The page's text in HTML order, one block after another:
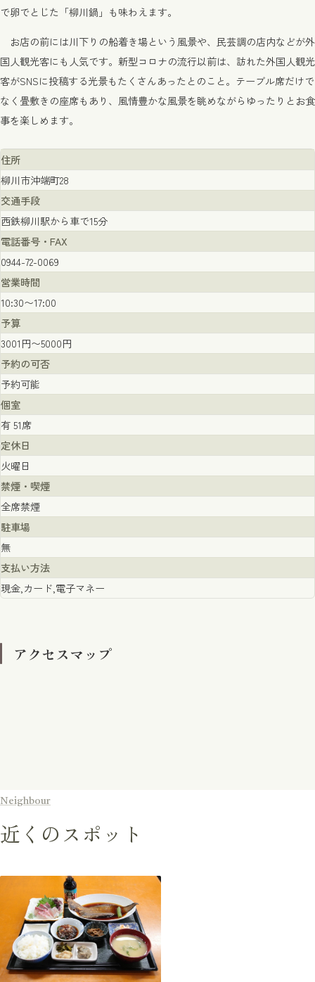
で卵でとじた「柳川鍋」も味わえます。
お店の前には川下りの船着き場という風景や、民芸調の店内などが外
国人観光客にも人気です。新型コロナの流行以前は、訪れた外国人観光
客がSNSに投稿する光景もたくさんあったとのこと。テーブル席だけで
なく畳敷きの座席もあり、風情豊かな風景を眺めながらゆったりとお食
事を楽しめます。
住所
柳川市沖端町28
交通手段
西鉄柳川駅から車で15分
電話番号・FAX
0944-72-0069
営業時間
10:30〜17:00
予算
3001円〜5000円
予約の可否
予約可能
個室
有 51席
定休日
火曜日
禁煙・喫煙
全席禁煙
駐車場
無
支払い方法
現金,カード,電子マネー
アクセスマップ
近くのスポット
Neighbour